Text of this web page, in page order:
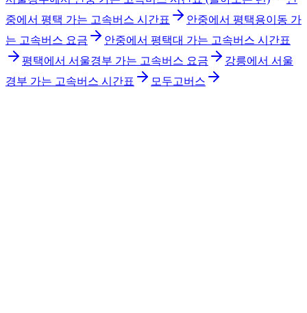
중에서 평택 가는 고속버스 시간표
안중에서 평택용이동 가
는 고속버스 요금
안중에서 평택대 가는 고속버스 시간표
평택에서 서울경부 가는 고속버스 요금
강릉에서 서울
경부 가는 고속버스 시간표
모두고버스